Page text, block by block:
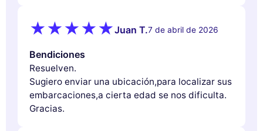
Juan T.7 de abril de 2026
Bendiciones
Resuelven.
Sugiero enviar una ubicación,para localizar sus
embarcaciones,a cierta edad se nos dificulta.
Gracias.